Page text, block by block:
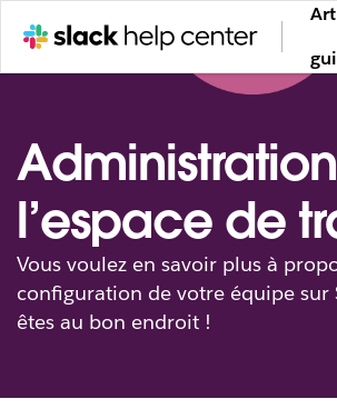
l’espace de
Vous voulez en savoir plus à
configuration de votre équipe sur
êtes au bon endroit !